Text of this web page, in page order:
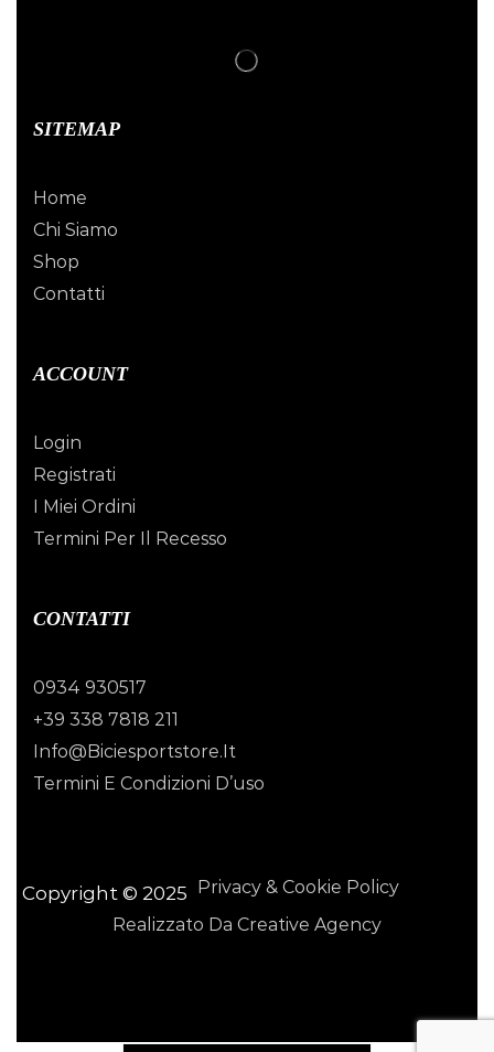
SITEMAP
Home
Chi Siamo
Shop
Contatti
ACCOUNT
Login
Registrati
I Miei Ordini
Termini Per Il Recesso
CONTATTI
0934 930517
+39 338 7818 211
Info@biciesportstore.it
Termini E Condizioni D’uso
Copyright © 2025 Privacy & Cookie Policy
Realizzato Da Creative Agency